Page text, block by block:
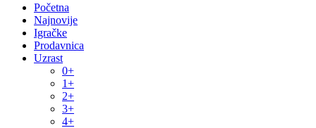
Početna
Najnovije
Igračke
Prodavnica
Uzrast
0+
1+
2+
3+
4+